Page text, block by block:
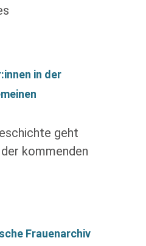
in der
geht
kommenden
Frauenarchiv